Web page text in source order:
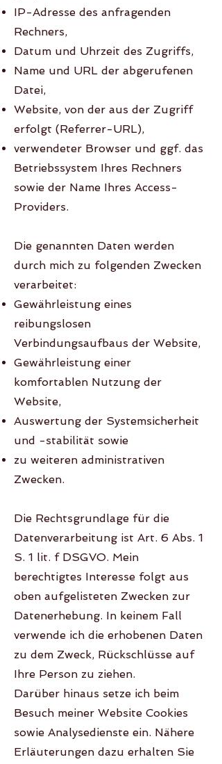
IP-Adresse des anfragenden
Rechners,
Datum und Uhrzeit des Zugriffs,
Name und URL der abgerufenen
Datei,
Website, von der aus der Zugriff
erfolgt (Referrer-URL),
verwendeter Browser und ggf. das
Betriebssystem Ihres Rechners
sowie der Name Ihres Access-
Providers.
Die genannten Daten werden
durch mich zu folgenden Zwecken
verarbeitet:
Gewährleistung eines
reibungslosen
Verbindungsaufbaus der Website,
Gewährleistung einer
komfortablen Nutzung der
Website,
Auswertung der Systemsicherheit
und -stabilität sowie
zu weiteren administrativen
Zwecken.
Die Rechtsgrundlage für die
Datenverarbeitung ist Art. 6 Abs. 1
S. 1 lit. f DSGVO. Mein
berechtigtes Interesse folgt aus
oben aufgelisteten Zwecken zur
Datenerhebung. In keinem Fall
verwende ich die erhobenen Daten
zu dem Zweck, Rückschlüsse auf
Ihre Person zu ziehen.
Darüber hinaus setze ich beim
Besuch meiner Website Cookies
sowie Analysedienste ein. Nähere
Erläuterungen dazu erhalten Sie